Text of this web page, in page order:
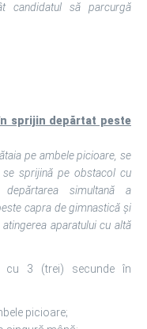
candidatul să parcurgă
sprijin depărtat peste
pe ambele picioare, se
sprijină pe obstacol cu
simultană a
capra de gimnastică și
aparatului cu altă
cu 3 (trei) secunde în
picioare;